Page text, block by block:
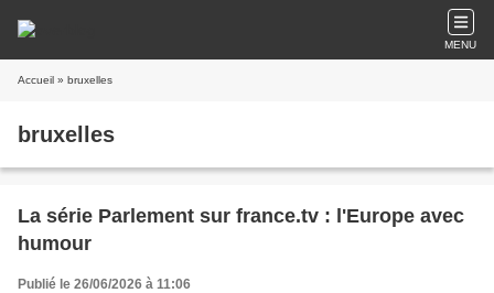
MENU
Accueil » bruxelles
bruxelles
La série Parlement sur france.tv : l'Europe avec
humour
Publié le 26/06/2026 à 11:06